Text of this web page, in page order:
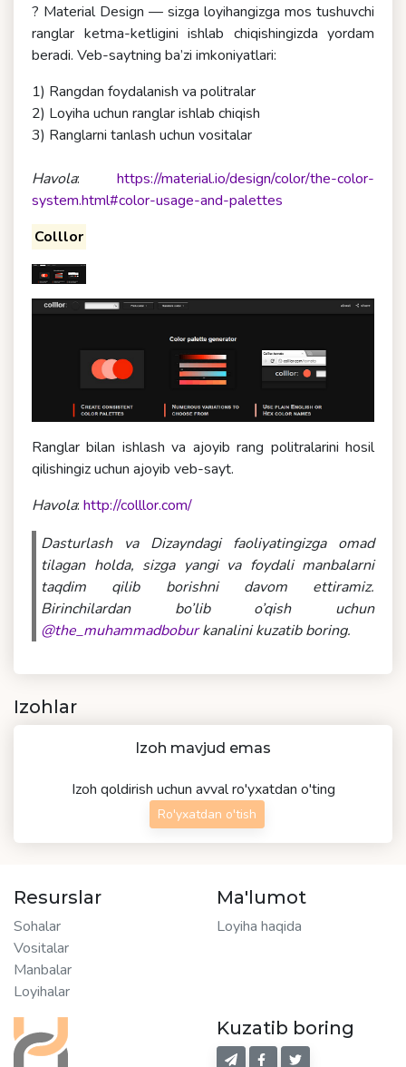
? Material Design — sizga loyihangizga mos tushuvchi
ranglar ketma-ketligini ishlab chiqishingizda yordam
beradi. Veb-saytning ba’zi imkoniyatlari:
1) Rangdan foydalanish va politralar
2) Loyiha uchun ranglar ishlab chiqish
3) Ranglarni tanlash uchun vositalar
Havola: https://material.io/design/color/the-color-
system.html#color-usage-and-palettes
Colllor
Ranglar bilan ishlash va ajoyib rang politralarini hosil
qilishingiz uchun ajoyib veb-sayt.
Havola: http://colllor.com/
Dasturlash va Dizayndagi faoliyatingizga omad
tilagan holda, sizga yangi va foydali manbalarni
taqdim qilib borishni davom ettiramiz.
Birinchilardan bo’lib o’qish uchun
@the_muhammadboburkanalini kuzatib boring.
Izohlar
Izoh mavjud emas
Izoh qoldirish uchun avval ro'yxatdan o'ting
Ro'yxatdan o'tish
Resurslar
Sohalar
Vositalar
Manbalar
Loyihalar
Ma'lumot
Loyiha haqida
Kuzatib boring